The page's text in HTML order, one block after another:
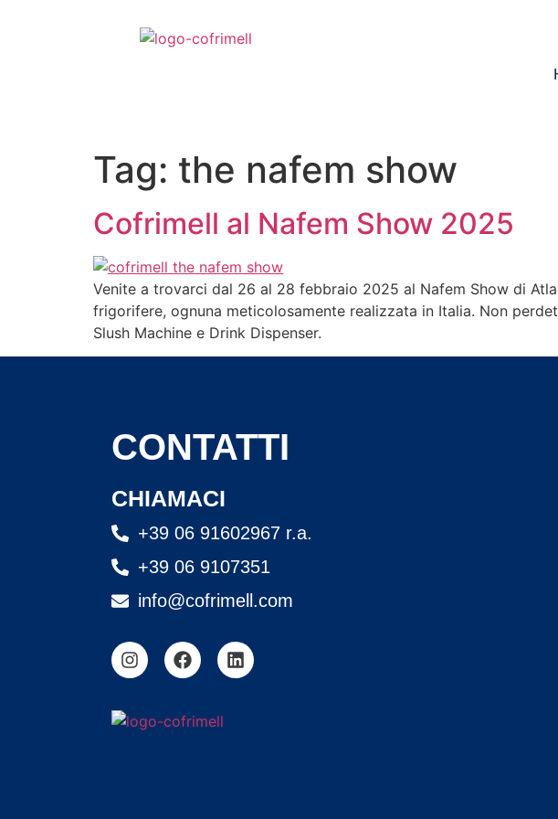
Tag: the nafem show
Cofrimell al Nafem Show 2025
Venite a trovarci dal 26 al 28 febbraio 2025 al Nafem Show di
frigorifere, ognuna meticolosamente realizzata in Italia. Non
Slush Machine e Drink Dispenser.
CONTATTI
CHIAMACI
+39 06 91602967 r.a.
+39 06 9107351
info@cofrimell.com